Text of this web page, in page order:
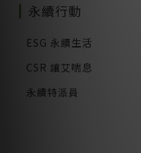
永續行動
ESG 永續生活
CSR 讓艾喘息
永續特派員